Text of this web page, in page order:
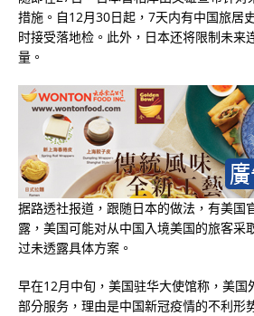
措施。自12月30日起，7天内有中国旅居
时接受落地检。此外，日本还将限制未来
量。
据路透社报道，跟随日本的做法，有美国
露，美国可能对从中国入境美国的旅客采
过未透露具体方案。
早在12月中旬，美国驻华大使馆称，美国
部分服务，理由是中国新冠疫情的不利形